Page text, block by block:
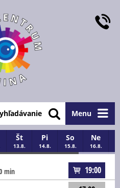
Menu
Št
13.8.
Pi
14.8.
So
15.8.
Ne
16.8.
min
19:00